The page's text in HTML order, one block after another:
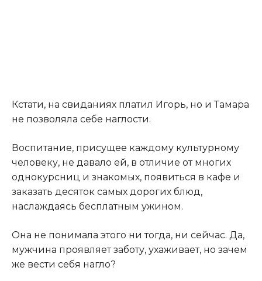
Кстати, на свиданиях платил Игорь, но и Тамара
не позволяла себе наглости.
Воспитание, присущее каждому культурному
человеку, не давало ей, в отличие от многих
однокурсниц и знакомых, появиться в кафе и
заказать десяток самых дорогих блюд,
наслаждаясь бесплатным ужином.
Она не понимала этого ни тогда, ни сейчас. Да,
мужчина проявляет заботу, ухаживает, но зачем
же вести себя нагло?